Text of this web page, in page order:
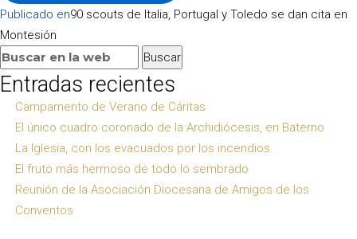
Navegación
de
entradas
Publicado en90 scouts de Italia, Portugal y Toledo se dan cita en
Montesión
Buscar:
Buscar
Entradas recientes
Campamento de Verano de Cáritas
El único cuadro coronado de la Archidiócesis, en Baterno
La Iglesia, con los evacuados por los incendios
El fruto más hermoso de todo lo sembrado
Reunión de la Asociación Diocesana de Amigos de los
Conventos